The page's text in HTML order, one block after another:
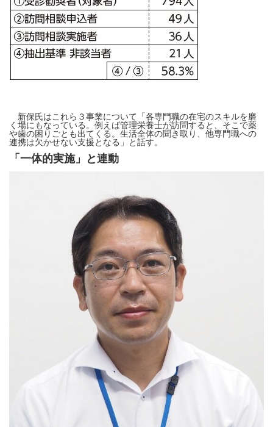
新保氏はこれら３事業について「各専門職の在宅のスキルを磨
く場にもなっている。例えば管理栄養士が訪問すると、そこで薬
や歯の困りごとも出てくる。生活全体の聞き取り、他専門職への
連携は欠かせない支援となる」と話す。
「一体的実施」と連動